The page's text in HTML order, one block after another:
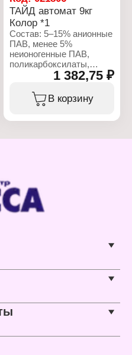
стирка
Аромат: Альпийская
свежесть
Вес: 6 кг
Упаковка: пакет
ТАЙД автомат 9кг
Колор *1
Состав: 5–15% анионные
ПАВ, менее 5%
неионогенные ПАВ,
поликарбоксилаты,
добавки, линалоол.
пудра
Тип белья: для цветного
белья
Тип стирки: машинная
1 382,75 ₽
В корзину